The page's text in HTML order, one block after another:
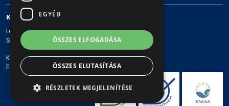
KAPCSOLAT
Levelezési cím: 1980 Budapest, Pf. 11.
Székhely: 1980 Budapest, Akácfa u. 15.
Központi telefonszám: + 36 1 461-65-00
E-mail cím: bkv@bkv.hu
EGYÉB
ÖSSZES ELFOGADÁSA
ÖSSZES ELUTASÍTÁSA
RÉSZLETEK MEGJELENÍTÉSE